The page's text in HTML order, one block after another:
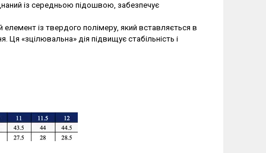
із середньою підошвою, забезпечує
із твердого полімеру, який вставляється в
«зцілювальна» дія підвищує стабільність і